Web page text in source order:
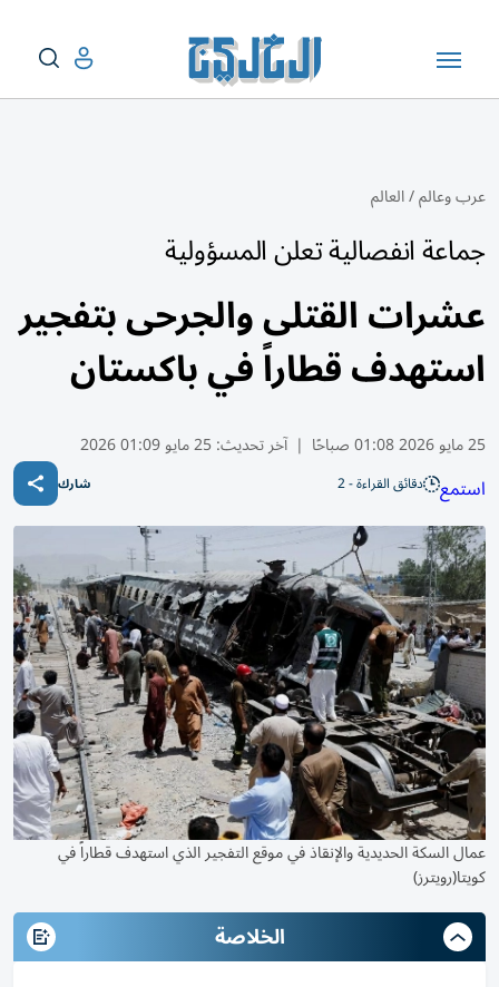
عرب وعالم/العالم
جماعة انفصالية تعلن المسؤولية
عشرات القتلى والجرحى بتفجير
استهدف قطاراً في باكستان
25 مايو 2026 01:08 صباحًا | آخر تحديث:25 مايو 01:09 2026
استمع دقائق القراءة - 2 شارك
عمال السكة الحديدية والإنقاذ في موقع التفجير الذي استهدف قطاراً في
كويتا(رويترز)
الخلاصة